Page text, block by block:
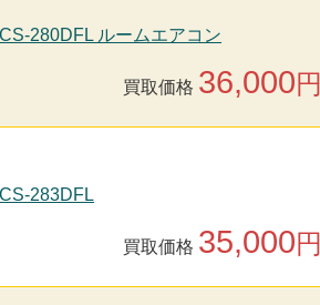
280DFL ルームエアコン
買取価格 36,000円
283DFL
買取価格 35,000円